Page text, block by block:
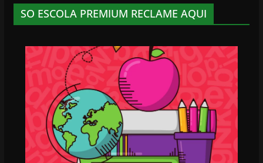
SO ESCOLA PREMIUM RECLAME AQUI